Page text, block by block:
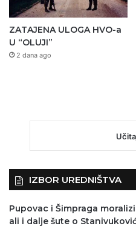
ZATAJENA ULOGA HVO-a
U “OLUJI”
2 dana ago
IZBOR UREDNIŠTVA
Pupovac i Šimpraga
ali i dalje šute o